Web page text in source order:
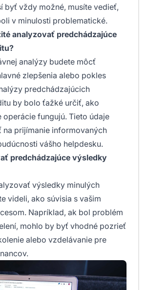
byť vždy možné, musíte vedieť,
v minulosti problematické.
analyzovať predchádzajúce
analýzy budete môcť
zlepšenia alebo pokles
predchádzajúcich
by bolo ťažké určiť, ako
operácie fungujú. Tieto údaje
na prijímanie informovaných
vášho helpdesku.
predchádzajúce výsledky
výsledky minulých
videli, ako súvisia s vašim
Napríklad, ak bol problém
mohlo by byť vhodné pozrieť
alebo vzdelávanie pre